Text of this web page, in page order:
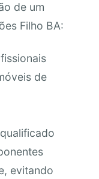
de um
Filho BA:
de
evitando